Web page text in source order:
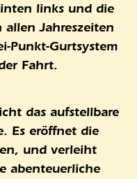
links und die
allen Jahreszeiten
Punkt-Gurtsystem
Fahrt.
das aufstellbare
Es eröffnet die
und verleiht
abenteuerliche